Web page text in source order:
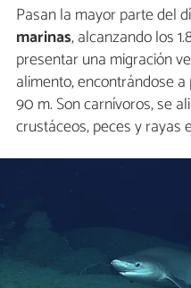
Pasan la mayor parte del
marinas, alcanzando los
presentar una migración
alimento, encontrándose
90 m. Son carnívoros, se
crustáceos, peces y rayas